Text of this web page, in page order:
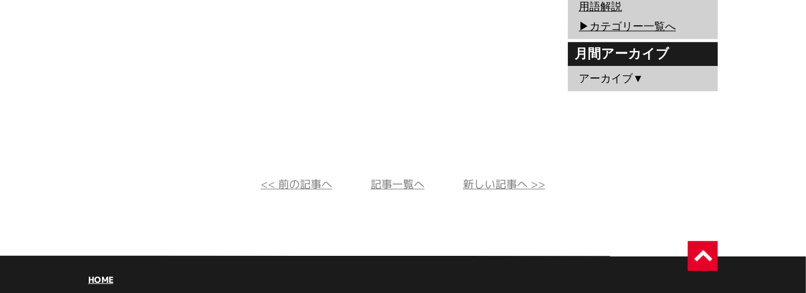
用語解説
▶︎カテゴリー一覧へ
月間アーカイブ
アーカイブ▼
<< 前の記事へ 記事一覧へ 新しい記事へ >>
HOME